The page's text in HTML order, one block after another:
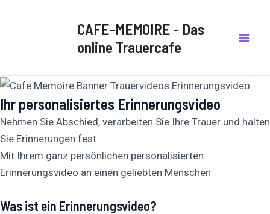
CAFE-MEMOIRE - Das
online Trauercafe
Ihr personalisiertes Erinnerungsvideo
Nehmen Sie Abschied, verarbeiten Sie Ihre Trauer und halten
Sie Erinnerungen fest.
Mit Ihrem ganz persönlichen personalisierten
Erinnerungsvideo an einen geliebten Menschen
Was ist ein Erinnerungsvideo?